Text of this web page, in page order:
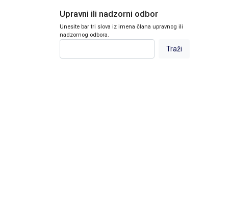
Upravni ili nadzorni odbor
Unesite bar tri slova iz imena člana upravnog ili
nadzornog odbora.